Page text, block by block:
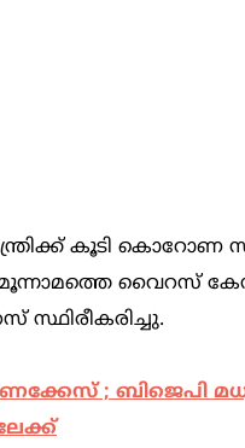
കൂടി
മൂന്നാമത്തെ
; ബിജെപി